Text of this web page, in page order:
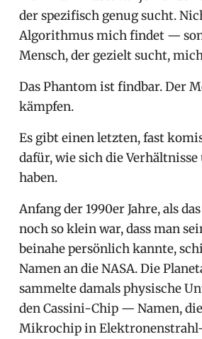
der spezifisch genug sucht.
Algorithmus mich findet —
Mensch, der gezielt sucht,
Das Phantom ist findbar. Der
kämpfen.
Es gibt einen letzten, fast
dafür, wie sich die
haben.
Anfang der 1990er Jahre, als
noch so klein war, dass man
beinahe persönlich kannte,
Namen an die NASA. Die
sammelte damals physische
den Cassini-Chip — Namen,
Mikrochip in